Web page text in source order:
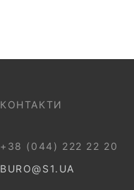
КОНТАКТИ
+38 (044) 222 22 20
BURO@S1.UA